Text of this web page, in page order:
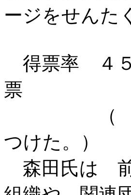
ージをせんた
得票率 ４
票
（ ２位の
つけた。）
森田氏は 前